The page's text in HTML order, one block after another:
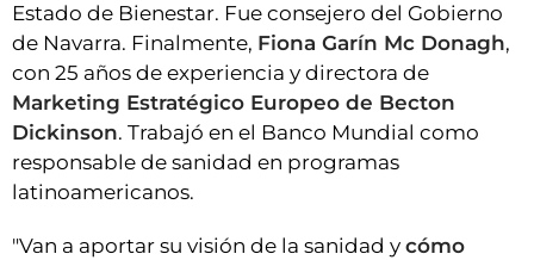
Estado de Bienestar. Fue consejero del Gobierno
de Navarra. Finalmente, Fiona Garín Mc Donagh,
con 25 años de experiencia y directora de
Marketing Estratégico Europeo de Becton
Dickinson. Trabajó en el Banco Mundial como
responsable de sanidad en programas
latinoamericanos.
"Van a aportar su visión de la sanidad y cómo